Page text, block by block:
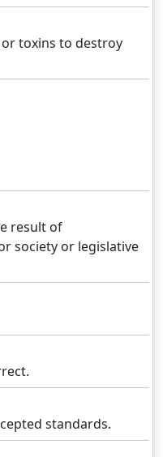
toxins to destroy
result of
society or legislative
standards.